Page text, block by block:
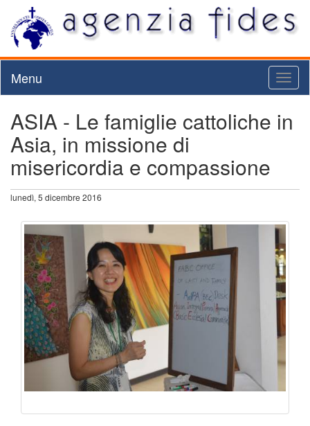
Menu
ASIA - Le famiglie cattoliche in
Asia, in missione di
misericordia e compassione
lunedì, 5 dicembre 2016